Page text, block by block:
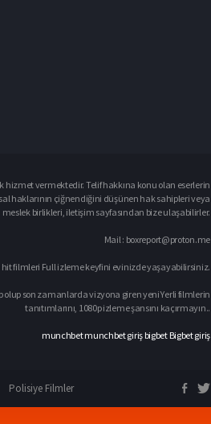
hizmet vermektedir. Telif hakkına konu olan eserlerin
haklarının çiğnendiğini düşünen hak sahipleri veya
meslek birlikleri, iletişim sayfasından bize ulaşabilirler.
Mail : boxreport@proton.me
hit filmleri Full izleme keyfini evinizde yaşayabilirsiniz.
son zamanlarda vizyona giren yeni Yerli filmlerin
tanıtımlarını, 1080p izleme şansını kaçırmayın..
munchbetmunchbet giriş bigbet Bigbet giriş
Polisiye Filmler